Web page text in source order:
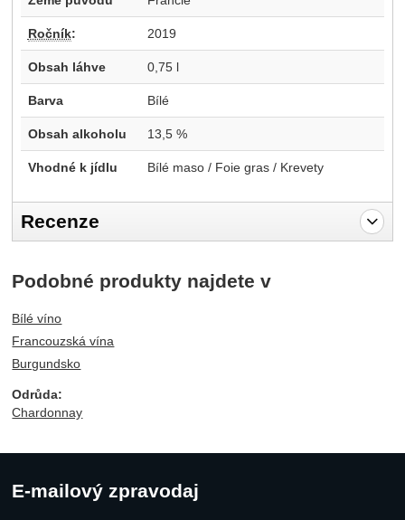
Ročník: 2019
Obsah láhve 0,75 l
Barva Bílé
Obsah alkoholu 13,5 %
Vhodné k jídlu Bílé maso / Foie gras / Krevety
Recenze
Recenze
Podobné produkty najdete v
Bílé víno
Francouzská vína
Burgundsko
Odrůda:
Chardonnay
E-mailový zpravodaj